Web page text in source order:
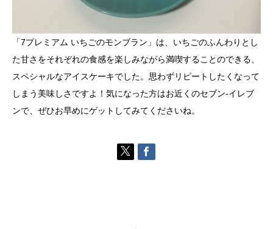
「7プレミアム いちごのモンブラン」は、いちごのふんわりとし
た甘さをそれぞれの食感を楽しみながら満喫することのできる、
スペシャルなアイスケーキでした。思わずリピートしたくなって
しまう美味しさですよ！気になった方はお近くのセブン-イレブ
ンで、ぜひお早めにゲットしてみてくださいね。